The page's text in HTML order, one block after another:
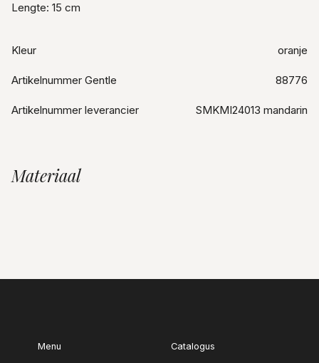
Lengte: 15 cm
Kleur oranje
Artikelnummer Gentle 88776
Artikelnummer leverancier SMKMI24013 mandarin
Materiaal
Menu Catalogus